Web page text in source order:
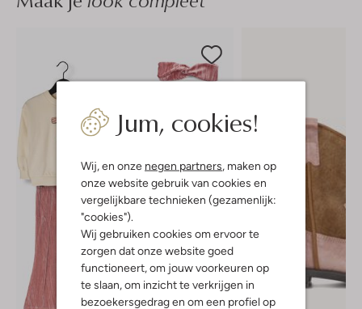
Jum, cookies!
Wij, en onze negen partners, maken op
onze website gebruik van cookies en
vergelijkbare technieken (gezamenlijk:
"cookies").
Wij gebruiken cookies om ervoor te
zorgen dat onze website goed
functioneert, om jouw voorkeuren op
te slaan, om inzicht te verkrijgen in
bezoekersgedrag en om een profiel op